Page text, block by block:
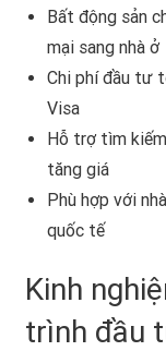
Bất động sản
mại sang nhà ở
Chi phí đầu tư
Visa
Hỗ trợ tìm
tăng giá
Phù hợp với
quốc tế
Kinh
trình đầu